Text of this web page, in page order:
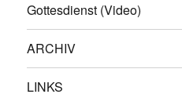
Gottesdienst (Video)
ARCHIV
LINKS